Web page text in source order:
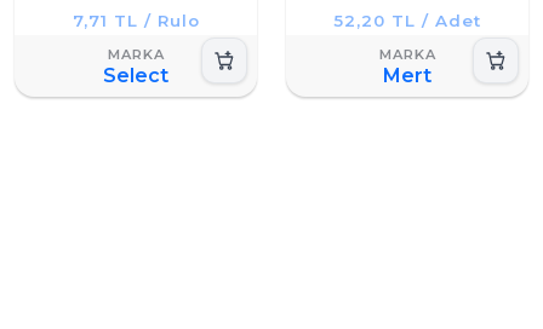
7,71 TL / Rulo
Select
52,20 TL / Adet
Mert